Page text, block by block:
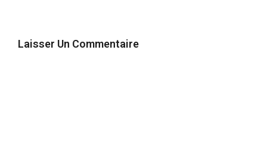
Laisser Un Commentaire